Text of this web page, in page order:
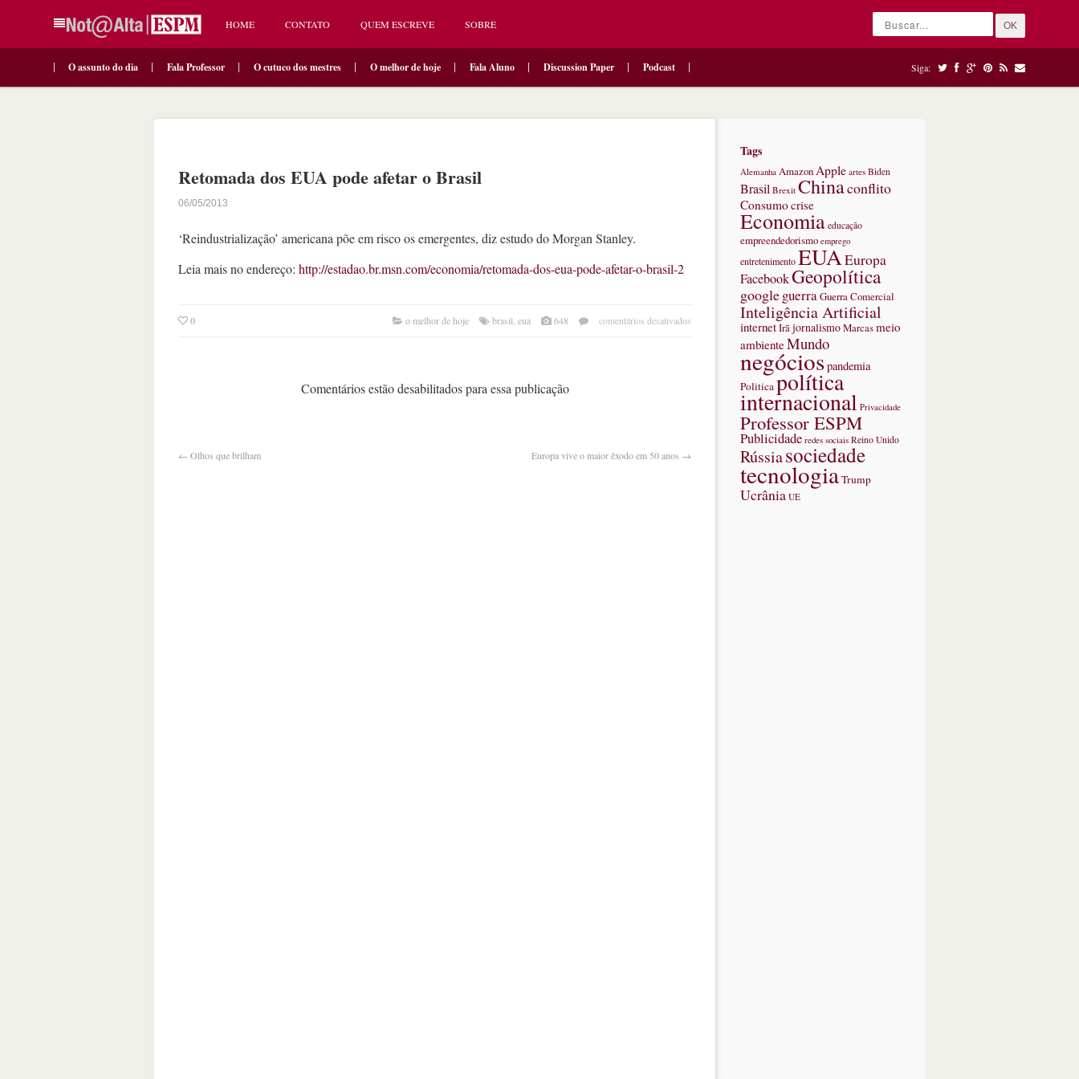
HOME CONTATO QUEM ESCREVE SOBRE OK
O assunto do dia Fala Professor O cutuco dos mestres O melhor de hoje Fala Aluno Discussion Paper Podcast Siga:
Retomada dos EUA pode afetar o Brasil
06/05/2013
‘Reindustrialização’ americana põe em risco os emergentes, diz estudo do Morgan Stanley.
Leia mais no endereço: http://estadao.br.msn.com/economia/retomada-dos-eua-pode-afetar-o-brasil-2
0 o melhor de hoje brasil eua 648 comentários desativados
Comentários estão desabilitados para essa publicação
← Olhos que brilham Europa vive o maior êxodo em 50 anos →
Tags
Alemanha Amazon Apple artes Biden
Brasil Brexit Chinaconflito
Consumocrise
Economia educação
empreendedorismo emprego
entretenimentoEUAEuropa
FacebookGeopolítica
googleguerraGuerra Comercial
Inteligência Artificial
internetIrãjornalismoMarcasmeio
ambienteMundo
negóciospandemia
Politicapolítica
internacional Privacidade
Professor ESPM
Publicidade redes sociais Reino Unido
Rússiasociedade
tecnologiaTrump
Ucrânia UE